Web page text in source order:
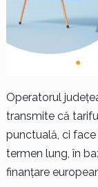
Operatorul
transmite că
punctuală, ci
termen lung, în
finanțare